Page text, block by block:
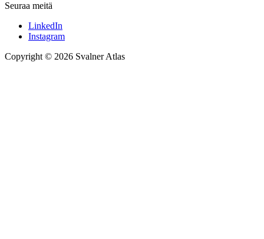
Seuraa meitä
LinkedIn
Instagram
Copyright © 2026 Svalner Atlas